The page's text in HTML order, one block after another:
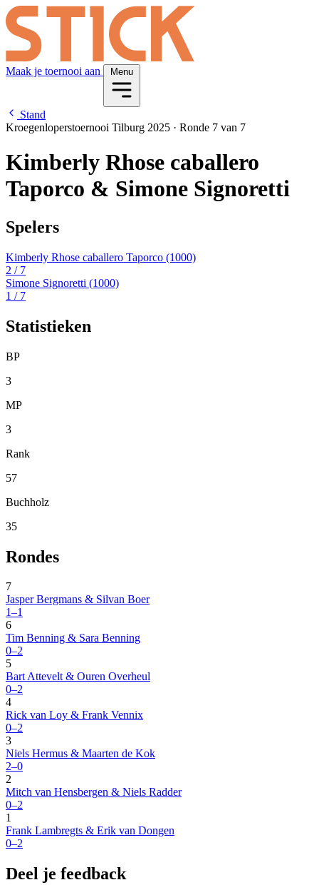
Maak je toernooi aan Menu
Stand
Kroegenloperstoernooi Tilburg 2025 · Ronde 7 van 7
Kimberly Rhose caballero
Taporco & Simone Signoretti
Spelers
Kimberly Rhose caballero Taporco (1000)
2 / 7
Simone Signoretti (1000)
1 / 7
Statistieken
BP
3
MP
3
Rank
57
Buchholz
35
Rondes
7
Jasper Bergmans & Silvan Boer
1–1
6
Tim Benning & Sara Benning
0–2
5
Bart Attevelt & Ouren Overheul
0–2
4
Rick van Loy & Frank Vennix
0–2
3
Niels Hermus & Maarten de Kok
2–0
2
Mitch van Hensbergen & Niels Radder
0–2
1
Frank Lambregts & Erik van Dongen
0–2
Deel je feedback